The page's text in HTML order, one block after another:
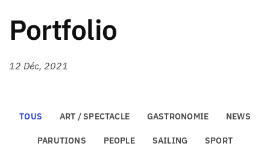
Portfolio
12 Déc, 2021
TOUS ART / SPECTACLE GASTRONOMIE NEWS
PARUTIONS PEOPLE SAILING SPORT